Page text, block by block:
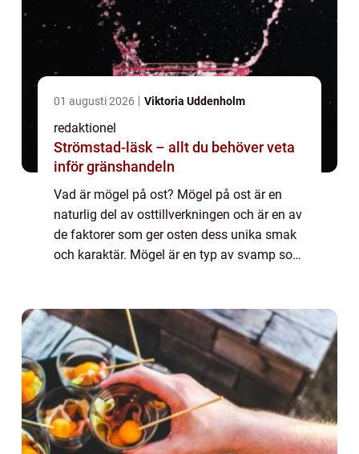
01 augusti 2026 Viktoria Uddenholm
redaktionel
Strömstad-läsk – allt du behöver veta
inför gränshandeln
Vad är mögel på ost? Mögel på ost är en
naturlig del av osttillverkningen och är en av
de faktorer som ger osten dess unika smak
och karaktär. Mögel är en typ av svamp som